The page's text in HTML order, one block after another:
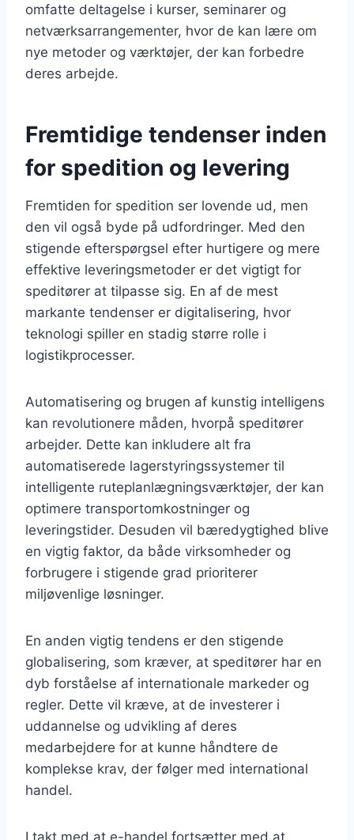
omfatte deltagelse i kurser, seminarer og
netværksarrangementer, hvor de kan lære om
nye metoder og værktøjer, der kan forbedre
deres arbejde.
Fremtidige tendenser inden
for spedition og levering
Fremtiden for spedition ser lovende ud, men
den vil også byde på udfordringer. Med den
stigende efterspørgsel efter hurtigere og mere
effektive leveringsmetoder er det vigtigt for
speditører at tilpasse sig. En af de mest
markante tendenser er digitalisering, hvor
teknologi spiller en stadig større rolle i
logistikprocesser.
Automatisering og brugen af kunstig intelligens
kan revolutionere måden, hvorpå speditører
arbejder. Dette kan inkludere alt fra
automatiserede lagerstyringssystemer til
intelligente ruteplanlægningsværktøjer, der kan
optimere transportomkostninger og
leveringstider. Desuden vil bæredygtighed blive
en vigtig faktor, da både virksomheder og
forbrugere i stigende grad prioriterer
miljøvenlige løsninger.
En anden vigtig tendens er den stigende
globalisering, som kræver, at speditører har en
dyb forståelse af internationale markeder og
regler. Dette vil kræve, at de investerer i
uddannelse og udvikling af deres
medarbejdere for at kunne håndtere de
komplekse krav, der følger med international
handel.
I takt med at e-handel fortsætter med at